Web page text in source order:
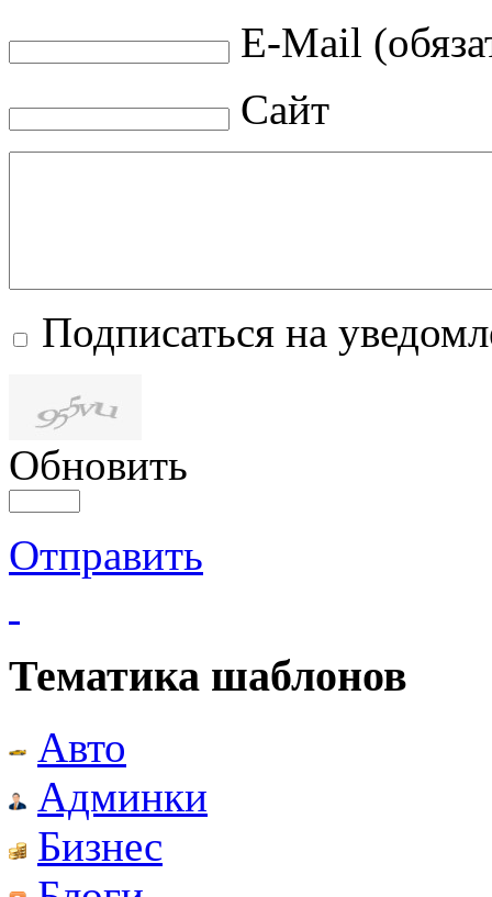
E-Mail
Сайт
Подписаться на
Обновить
Отправить
Тематика шаблонов
Авто
Админки
Бизнес